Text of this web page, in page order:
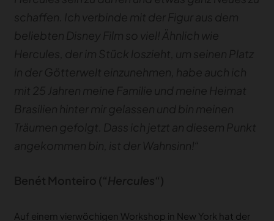
Auf einem vierwöchigen Workshop in New York hat der